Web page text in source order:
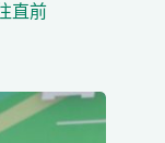
直前